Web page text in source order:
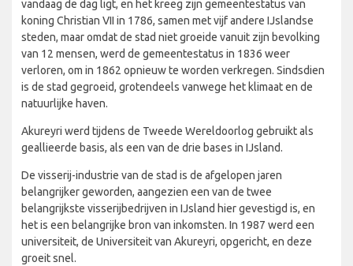
vandaag de dag ligt, en het kreeg zijn gemeentestatus van
koning Christian VII in 1786, samen met vijf andere IJslandse
steden, maar omdat de stad niet groeide vanuit zijn bevolking
van 12 mensen, werd de gemeentestatus in 1836 weer
verloren, om in 1862 opnieuw te worden verkregen. Sindsdien
is de stad gegroeid, grotendeels vanwege het klimaat en de
natuurlijke haven.
Akureyri werd tijdens de Tweede Wereldoorlog gebruikt als
geallieerde basis, als een van de drie bases in IJsland.
De visserij-industrie van de stad is de afgelopen jaren
belangrijker geworden, aangezien een van de twee
belangrijkste visserijbedrijven in IJsland hier gevestigd is, en
het is een belangrijke bron van inkomsten. In 1987 werd een
universiteit, de Universiteit van Akureyri, opgericht, en deze
groeit snel.